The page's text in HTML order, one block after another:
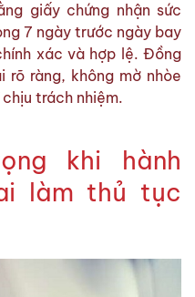
giấy chứng nhận sức
7 ngày trước ngày bay
xác và hợp lệ. Đồng
rõ ràng, không mờ nhòe
trách nhiệm.
khi hành
làm thủ tục